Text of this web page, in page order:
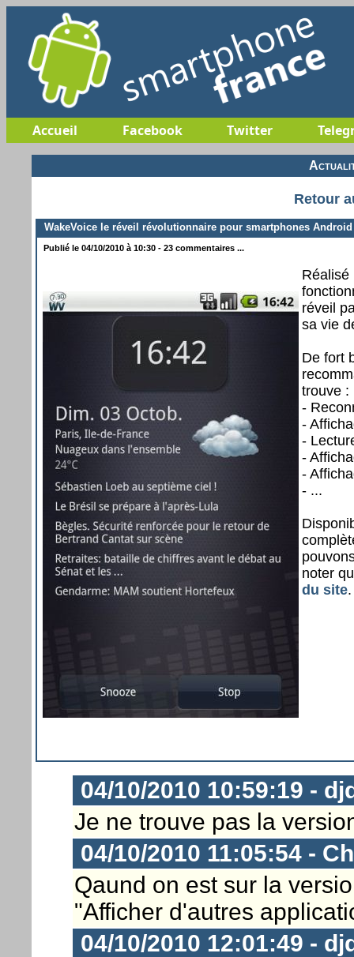
Accueil Facebook Twitter
Retour
WakeVoice le réveil révolutionnaire pour smartphones Android
Publié le 04/10/2010 à 10:30 - 23 commentaires ...
réveil
sa vie
De fort
trouve :
-
-
-
-
-
- ...
noter
du site.
04/10/2010 10:59:19 -
Je ne trouve pas la
04/10/2010 11:05:54 -
Qaund on est sur la
"Afficher d'autres
04/10/2010 12:01:49 -